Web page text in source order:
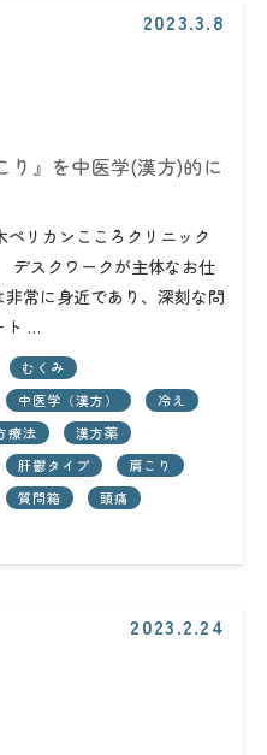
2023.3.8
り』を中医学(漢方)的に
リカンこころクリニック
デスクワークが主体なお仕
常に身近であり、深刻な問
ト …
むくみ
中医学（漢方）
冷え
療法
漢方薬
肝鬱タイプ
肩こり
質問箱
頭痛
2023.2.24